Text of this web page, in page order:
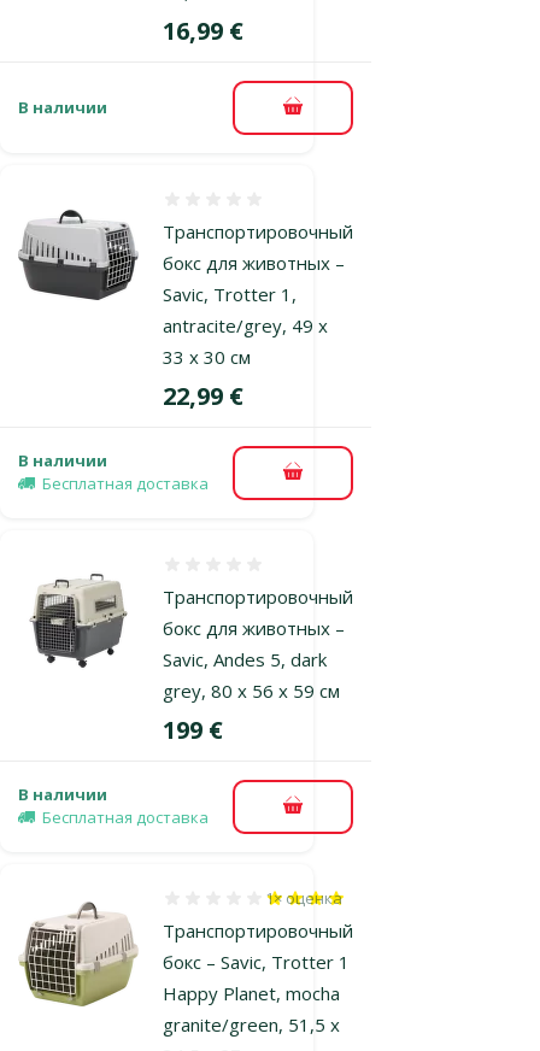
Цена
16,99 €
В наличии В корзину
Транспортировочный
бокс для животных –
Savic, Trotter 1,
antracite/grey, 49 x
33 x 30 см
Цена
22,99 €
В наличии
Бесплатная доставка
В корзину
Транспортировочный
бокс для животных –
Savic, Andes 5, dark
grey, 80 x 56 x 59 см
Цена
199 €
В наличии
Бесплатная доставка
В корзину
Транспортировочный
бокс – Savic, Trotter 1
Happy Planet, mocha
granite/green, 51,5 x
Оценка 80%, количество оценок: 1
1× оценка